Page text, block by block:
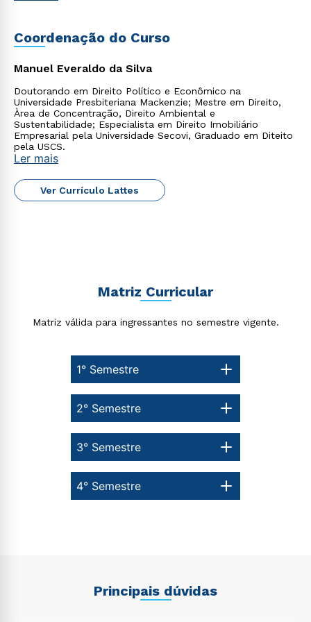
Coordenação do Curso
Manuel Everaldo da Silva
Doutorando em Direito Político e Econômico na
Universidade Presbiteriana Mackenzie; Mestre em Direito,
Àrea de Concentração, Direito Ambiental e
Sustentabilidade; Especialista em Direito Imobiliário
Empresarial pela Universidade Secovi, Graduado em Diteito
pela USCS.
Ler mais
Ver Currículo Lattes
Matriz Curricular
Matriz válida para ingressantes no semestre vigente.
1° Semestre
4° Semestre
3° Semestre
2° Semestre
Principais dúvidas
Estou de acordo com a Política de Privacidade.
autorizo que meus dados sejam utilizados para o